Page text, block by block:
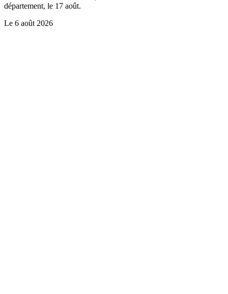
département, le 17 août.
Le 6 août 2026